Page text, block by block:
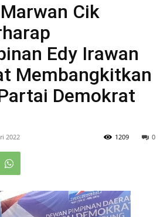
Cik
Edy Irawan
Membangkitkan
Demokrat
2022 0
1209